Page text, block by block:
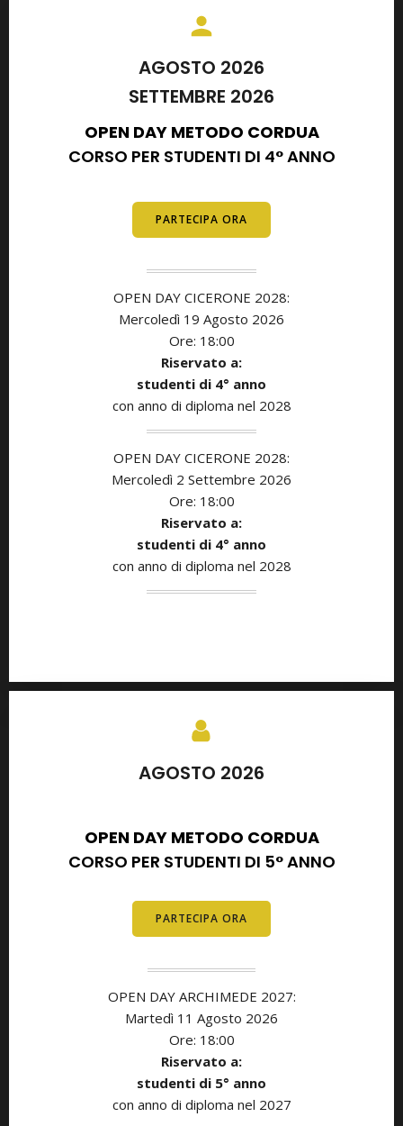
AGOSTO 2026
SETTEMBRE 2026
OPEN DAY METODO CORDUA
CORSO PER STUDENTI DI 4° ANNO
PARTECIPA ORA
OPEN DAY CICERONE 2028:
Mercoledì 19 Agosto 2026
Ore: 18:00
Riservato a:
studenti di 4° anno
con anno di diploma nel 2028
OPEN DAY CICERONE 2028:
Mercoledì 2 Settembre 2026
Ore: 18:00
Riservato a:
studenti di 4° anno
con anno di diploma nel 2028
AGOSTO 2026
OPEN DAY METODO CORDUA
CORSO PER STUDENTI DI 5° ANNO
PARTECIPA ORA
OPEN DAY ARCHIMEDE 2027:
Martedì 11 Agosto 2026
Ore: 18:00
Riservato a:
studenti di 5° anno
con anno di diploma nel 2027